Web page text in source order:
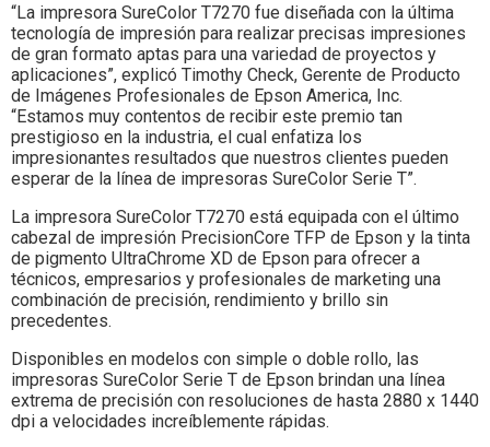
“La impresora SureColor T7270 fue diseñada con la última
tecnología de impresión para realizar precisas impresiones
de gran formato aptas para una variedad de proyectos y
aplicaciones”, explicó Timothy Check, Gerente de Producto
de Imágenes Profesionales de Epson America, Inc.
“Estamos muy contentos de recibir este premio tan
prestigioso en la industria, el cual enfatiza los
impresionantes resultados que nuestros clientes pueden
esperar de la línea de impresoras SureColor Serie T”.
La impresora SureColor T7270 está equipada con el último
cabezal de impresión PrecisionCore TFP de Epson y la tinta
de pigmento UltraChrome XD de Epson para ofrecer a
técnicos, empresarios y profesionales de marketing una
combinación de precisión, rendimiento y brillo sin
precedentes.
Disponibles en modelos con simple o doble rollo, las
impresoras SureColor Serie T de Epson brindan una línea
extrema de precisión con resoluciones de hasta 2880 x 1440
dpi a velocidades increíblemente rápidas.